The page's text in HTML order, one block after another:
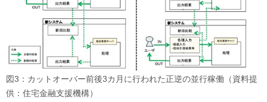
図3：カットオーバー前後3カ月に行われた正逆の並行稼働（資料提
供：住宅金融支援機構）